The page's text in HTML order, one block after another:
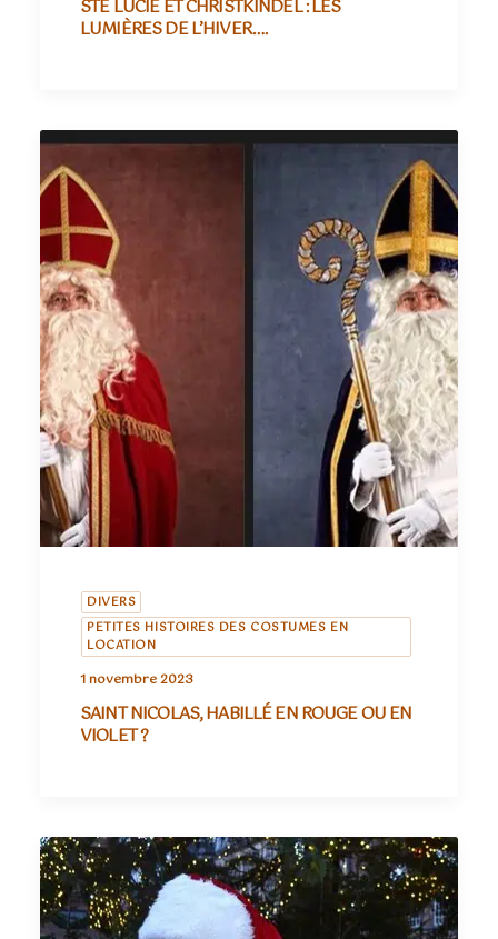
STE LUCIE ET CHRISTKINDEL : LES
LUMIÈRES DE L’HIVER….
DIVERS
PETITES HISTOIRES DES COSTUMES EN
LOCATION
1 novembre 2023
SAINT NICOLAS, HABILLÉ EN ROUGE OU EN
VIOLET ?